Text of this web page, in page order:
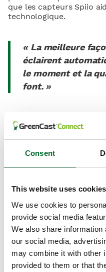
Consent
This website uses cookies
We use cookies to
provide social media
We also share
our social media,
may combine it with other
provided to them or that
que les capteurs Spiio
technologique.
« La meilleure
éclairent
le moment et la
font. »
Le premier domaine de
celui de l'eau.Roberson
les terrains de golf sont
l'agriculture, mais qu'ils
l'utilisation excessive
du gazon peut être mal
sécheresse ».